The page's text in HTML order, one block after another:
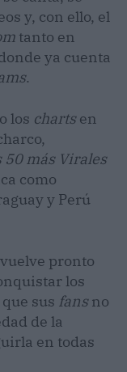
y, con ello, el
tanto en
ya cuenta
.
los chartsen
50 más Virales
como
y Perú
pronto
los
sus fansno
de la
en todas